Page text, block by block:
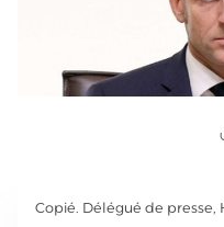
Copié. Délégué de presse,